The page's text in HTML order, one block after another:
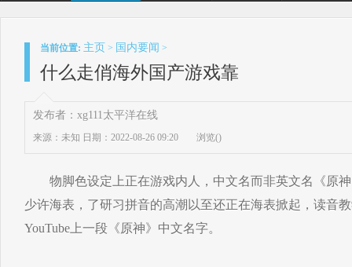
当前位置: 主页 > 国内要闻 >
什么走俏海外国产游戏靠
发布者：xg111太平洋在线
来源：未知 日期：2022-08-26 09:20 浏览()
物脚色设定上正在游戏内人，中文名而非英文名《原神
少许海表，了研习拼音的高潮以至还正在海表掀起，读音
YouTube上一段《原神》中文名字。